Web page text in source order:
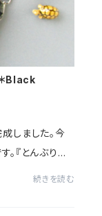
Black
しました。今
『とんぶり市』
続きを読む